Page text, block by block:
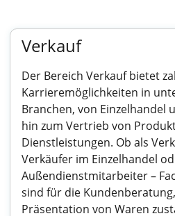
Verkauf
Der Bereich Verkauf bietet
Karrieremöglichkeiten in
Branchen, von Einzelhandel
hin zum Vertrieb von
Dienstleistungen. Ob als
Verkäufer im Einzelhandel
Außendienstmitarbeiter –
sind für die
Präsentation von Waren